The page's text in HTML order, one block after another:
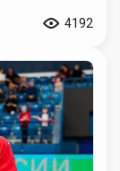
4192